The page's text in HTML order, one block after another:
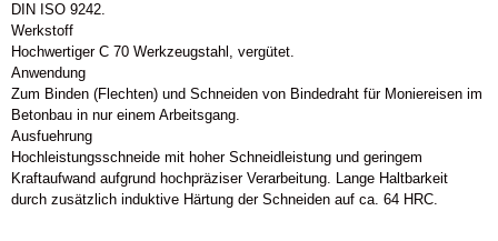
DIN ISO 9242.
Werkstoff
Hochwertiger C 70 Werkzeugstahl, vergütet.
Anwendung
Zum Binden (Flechten) und Schneiden von Bindedraht für Moniereisen im
Betonbau in nur einem Arbeitsgang.
Ausfuehrung
Hochleistungsschneide mit hoher Schneidleistung und geringem
Kraftaufwand aufgrund hochpräziser Verarbeitung. Lange Haltbarkeit
durch zusätzlich induktive Härtung der Schneiden auf ca. 64 HRC.